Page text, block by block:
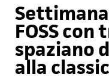
FOSS
spaziano
alla